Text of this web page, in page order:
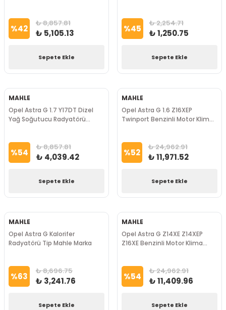
%42 ₺ 8,857.81
₺ 5,105.13
Sepete Ekle
%45 ₺ 2,254.71
₺ 1,250.75
Sepete Ekle
MAHLE
Opel Astra G 1.7 Y17DT Dizel
Yağ Soğutucu Radyatörü
%54 ₺ 8,857.81
₺ 4,039.42
Sepete Ekle
MAHLE
Opel Astra G 1.6 Z16XEP
Twinport Benzinli Motor Klima
%52 ₺ 24,962.91
₺ 11,971.52
Sepete Ekle
MAHLE
Opel Astra G Kalorifer
Radyatörü Tip Mahle Marka
%63 ₺ 8,696.75
₺ 3,241.76
Sepete Ekle
MAHLE
Opel Astra G Z14XE Z14XEP
Z16XE Benzinli Motor Klima
%54 ₺ 24,962.91
₺ 11,409.96
Sepete Ekle